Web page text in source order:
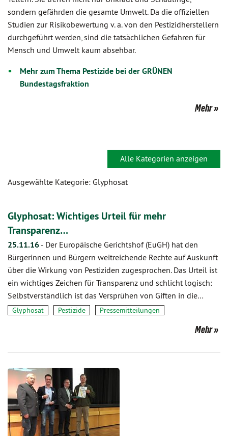
sondern gefährden die gesamte Umwelt. Da die offiziellen
Studien zur Risikobe­wertung v. a. von den Pestizidherstellern
durchgeführt werden, sind die tatsächlichen Gefahren für
Mensch und Umwelt kaum absehbar.
Mehr zum Thema Pestizide bei der GRÜNEN
Bundestagsfraktion
Mehr
Alle Kategorien anzeigen
Ausgewählte Kategorie: Glyphosat
Glyphosat: Wichtiges Urteil für mehr
Transparenz…
25.11.16 - Der Europäische Gerichtshof (EuGH) hat den
Bürgerinnen und Bürgern weitreichende Rechte auf Auskunft
über die Wirkung von Pestiziden zugesprochen. Das Urteil ist
ein wichtiges Zeichen für Transparenz und schlicht logisch:
Selbstverständlich ist das Versprühen von Giften in die…
Glyphosat Pestizide Pressemitteilungen
Mehr